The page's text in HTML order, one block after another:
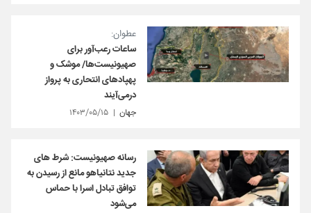
عطوان:
ساعات رعب‌آور برای
صهیونیست‌ها/ موشک‌ و
پهپادهای انتحاری به پرواز
درمی‌آیند
جهان ۱۴۰۳/۰۵/۱۵
رسانه صهیونیست: شرط های
جدید نتانیاهو مانع از رسیدن به
توافق تبادل اسرا با حماس
می‌شود